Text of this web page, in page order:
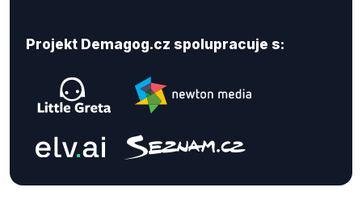
Projekt Demagog.cz spolupracuje s: